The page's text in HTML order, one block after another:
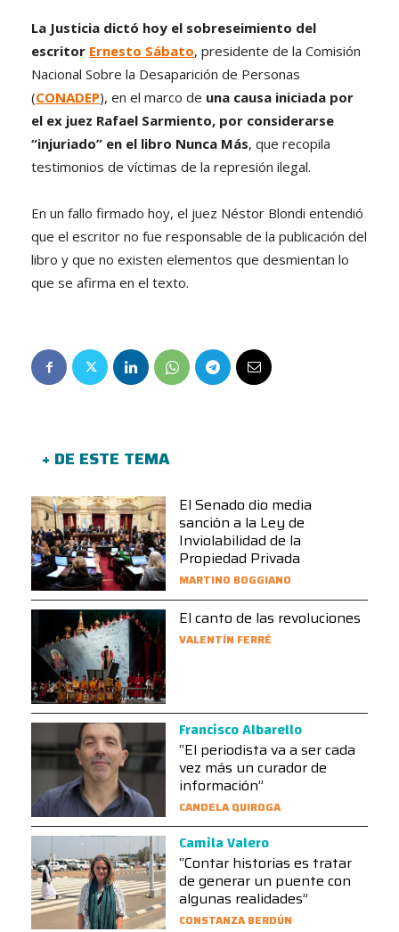
La Justicia dictó hoy el sobreseimiento del
escritor Ernesto Sábato, presidente de la Comisión
Nacional Sobre la Desaparición de Personas
(CONADEP), en el marco de una causa iniciada por
el ex juez Rafael Sarmiento, por considerarse
“injuriado” en el libro Nunca Más, que recopila
testimonios de víctimas de la represión ilegal.
En un fallo firmado hoy, el juez Néstor Blondi entendió
que el escritor no fue responsable de la publicación del
libro y que no existen elementos que desmientan lo
que se afirma en el texto.
+ DE ESTE TEMA
El Senado dio media
sanción a la Ley de
Inviolabilidad de la
Propiedad Privada
MARTINO BOGGIANO
El canto de las revoluciones
VALENTÍN FERRÉ
Francisco Albarello
“El periodista va a ser cada
vez más un curador de
información”
CANDELA QUIROGA
Camila Valero
“Contar historias es tratar
de generar un puente con
algunas realidades”
CONSTANZA BERDÚN